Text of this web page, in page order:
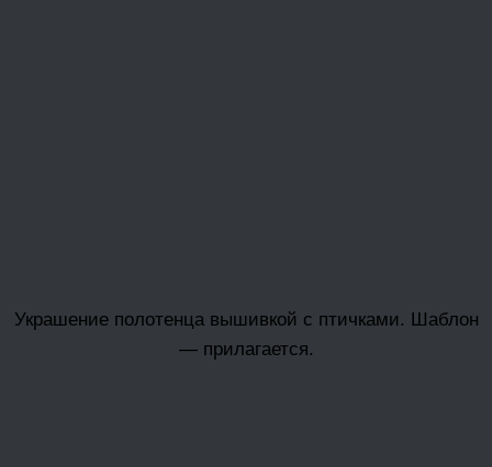
Украшение полотенца вышивкой с птичками. Шаблон
— прилагается.